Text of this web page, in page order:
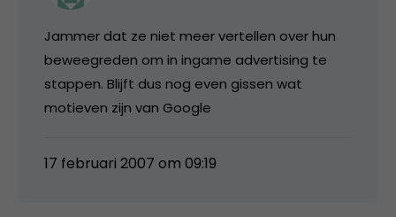
Jammer dat ze niet meer vertellen over hun
beweegreden om in ingame advertising te
stappen. Blijft dus nog even gissen wat
motieven zijn van Google
17 februari 2007 om 09:19